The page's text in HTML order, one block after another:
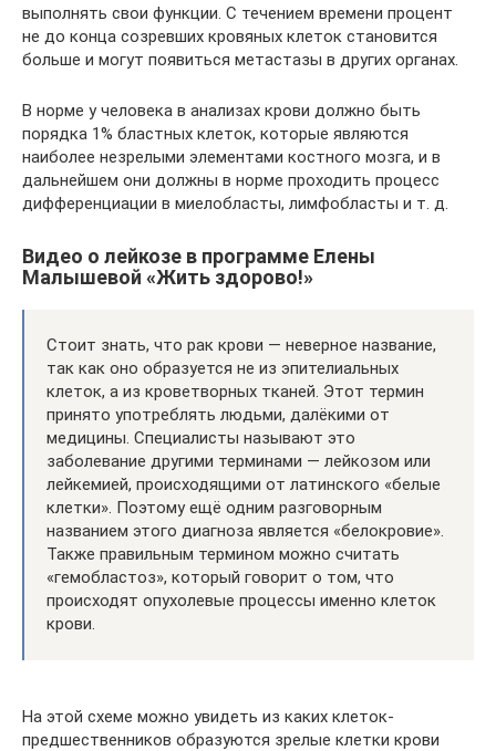
выполнять свои функции. С течением времени процент
не до конца созревших кровяных клеток становится
больше и могут появиться метастазы в других органах.
В норме у человека в анализах крови должно быть
порядка 1% бластных клеток, которые являются
наиболее незрелыми элементами костного мозга, и в
дальнейшем они должны в норме проходить процесс
дифференциации в миелобласты, лимфобласты и т. д.
Видео о лейкозе в программе Елены
Малышевой «Жить здорово!»
Стоит знать, что рак крови — неверное название,
так как оно образуется не из эпителиальных
клеток, а из кроветворных тканей. Этот термин
принято употреблять людьми, далёкими от
медицины. Специалисты называют это
заболевание другими терминами — лейкозом или
лейкемией, происходящими от латинского «белые
клетки». Поэтому ещё одним разговорным
названием этого диагноза является «белокровие».
Также правильным термином можно считать
«гемобластоз», который говорит о том, что
происходят опухолевые процессы именно клеток
крови.
На этой схеме можно увидеть из каких клеток-
предшественников образуются зрелые клетки крови